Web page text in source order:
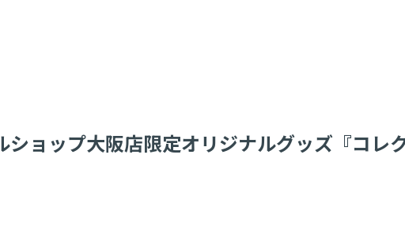
ョップ大阪店限定オリジナルグッズ『コレ